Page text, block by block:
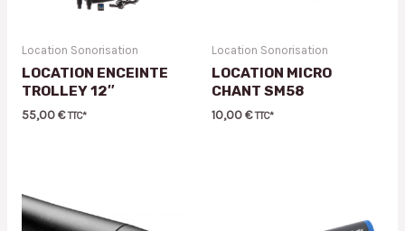
Location Sonorisation
LOCATION ENCEINTE
TROLLEY 12″
55,00€ TTC*
Location Sonorisation
LOCATION MICRO
CHANT SM58
10,00€ TTC*